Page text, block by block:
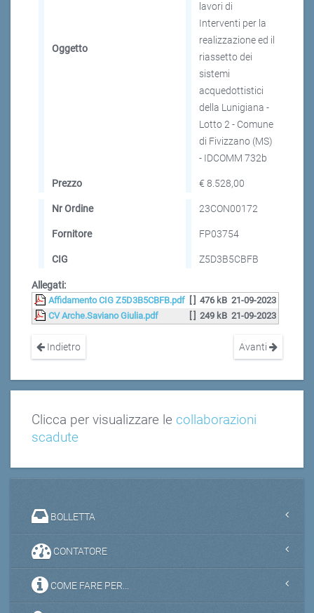
Oggetto
lavori di
Interventi per la
realizzazione ed il
riassetto dei
sistemi
acquedottistici
della Lunigiana -
Lotto 2 - Comune
di Fivizzano (MS)
- IDCOMM 732b
Prezzo € 8.528,00
Nr Ordine 23CON00172
Fornitore FP03754
CIG Z5D3B5CBFB
Allegati:
Affidamento CIG Z5D3B5CBFB.pdf 476 kB 21-09-2023
CV Arche.Saviano Giulia.pdf
249 kB 21-09-2023
Indietro Avanti
Clicca per visualizzare le collaborazioni
scadute
BOLLETTA
CONTATORE
COME FARE PER...